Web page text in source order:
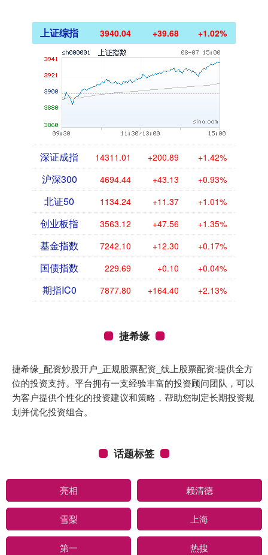
上证综指 3940.04 +39.68 +1.02%
深证成指 14311.01 +200.89 +1.42%
沪深300 4694.44 +43.13 +0.93%
北证50 1134.24 +11.37 +1.01%
创业板指 3563.12 +47.56 +1.35%
基金指数 7242.10 +12.30 +0.17%
国债指数 229.69 +0.10 +0.04%
期指IC0 7877.80 +164.40 +2.13%
捷希缘
捷希缘_配资炒股开户_正规股票配资_线上股票配资:提供全方
位的投资支持。平台拥有一支经验丰富的投资顾问团队，可以
为客户提供个性化的投资建议和策略，帮助您制定长期投资规
划并优化投资组合。
话题标签
亮相 赖清德
雪梨 上海
第一 热搜